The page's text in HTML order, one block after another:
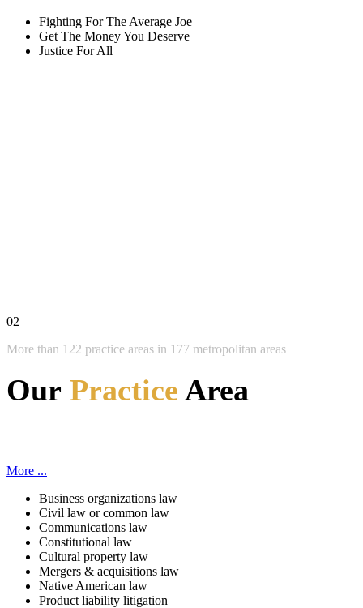
Fighting For The Average Joe
Get The Money You Deserve
Justice For All
02
More than 122 practice areas in 177 metropolitan areas
Our Practice Area
More ...
Business organizations law
Civil law or common law
Communications law
Constitutional law
Cultural property law
Mergers & acquisitions law
Native American law
Product liability litigation